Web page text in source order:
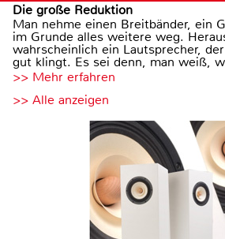
Die große Reduktion
Man nehme einen Breitbänder, ein
im Grunde alles weitere weg.
wahrscheinlich ein Lautsprecher,
gut klingt. Es sei denn, man weiß,
>> Mehr erfahren
>> Alle anzeigen